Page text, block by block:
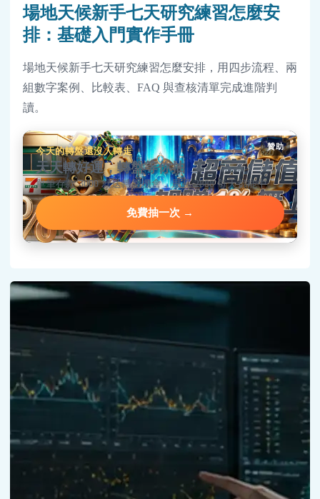
場地天候新手七天研究練習怎麼安
排：基礎入門實作手冊
場地天候新手七天研究練習怎麼安排，用四步流程、兩
組數字案例、比較表、FAQ 與查核清單完成進階判
讀。
贊助
今天的轉盤還沒人轉走
天天轉好運，轉盤等你抽
單筆存款 3000 就送轉盤機會，最高 2888 每天都能中。
免費抽一次 →